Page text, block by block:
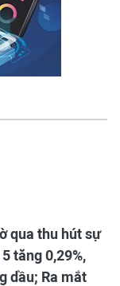
qua thu hút sự
tăng 0,29%,
dầu; Ra mắt